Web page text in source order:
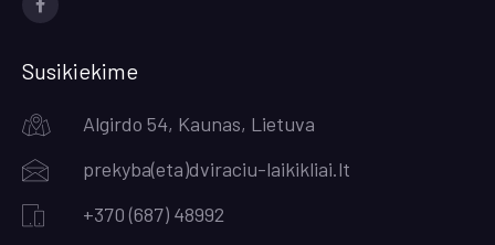
nuorodos
Susikiekime
Algirdo 54, Kaunas, Lietuva
prekyba(eta)dviraciu-laikikliai.lt
+370 (687) 48992